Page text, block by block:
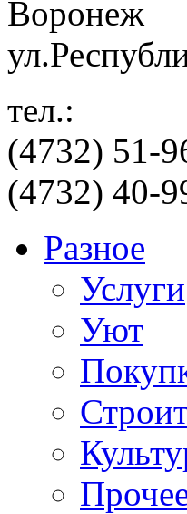
Воронеж
тел.:
(4732) 51-
(4732) 40-
Разное
Услуги
Уют